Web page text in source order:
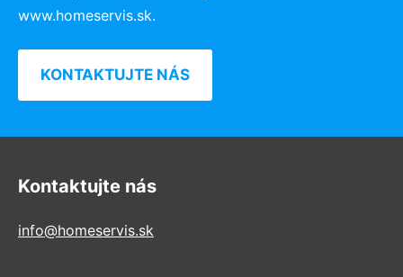
www.homeservis.sk.
KONTAKTUJTE NÁS
Kontaktujte nás
info@homeservis.sk